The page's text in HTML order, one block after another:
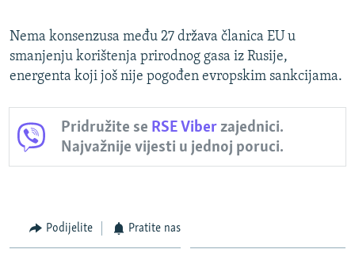
Nema konsenzusa među 27 država članica EU u
smanjenju korištenja prirodnog gasa iz Rusije,
energenta koji još nije pogođen evropskim sankcijama.
Pridružite se RSE Viberzajednici.
Najvažnije vijesti u jednoj poruci.
Podijelite Pratite nas